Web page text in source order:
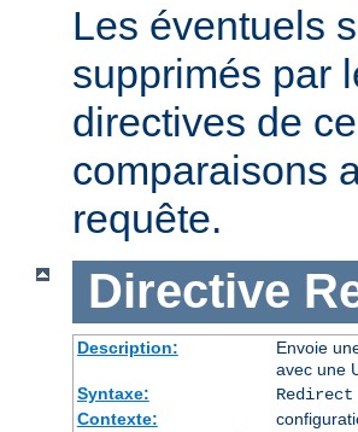
Les éventuels
supprimés par
directives de
comparaisons
requête.
Directive
Description:
Envoie
avec une
Syntaxe:
Contexte: